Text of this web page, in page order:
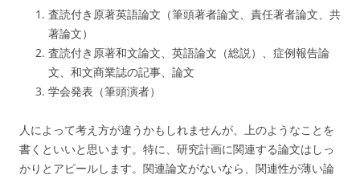
査読付き原著英語論文（筆頭著者論文、責任著者論文、共
著論文）
査読付き原著和文論文、英語論文（総説）、症例報告論
文、和文商業誌の記事、論文
学会発表（筆頭演者）
人によって考え方が違うかもしれませんが、上のようなことを
書くといいと思います。特に、研究計画に関連する論文はしっ
かりとアピールします。関連論文がないなら、関連性が薄い論